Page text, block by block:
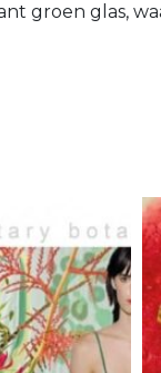
groen glas,